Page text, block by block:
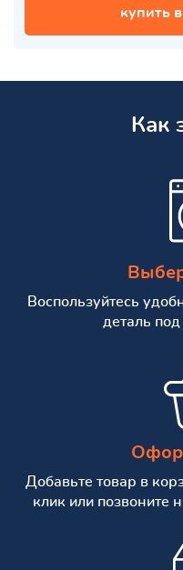
купить
Как
Воспользуйтесь
деталь
Добавьте товар в
клик или позвоните